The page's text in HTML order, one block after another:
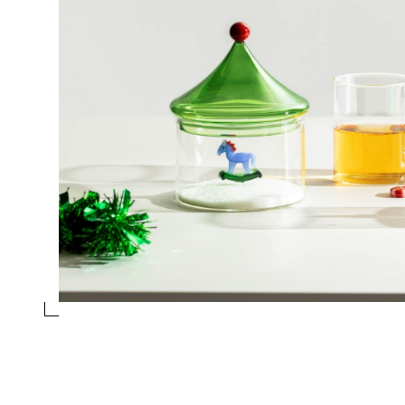
TUMBLER LECCA-LECCA ROSSO/ROSA
Collezione
Schiaccianoci
Design
Alessandra Baldereschi